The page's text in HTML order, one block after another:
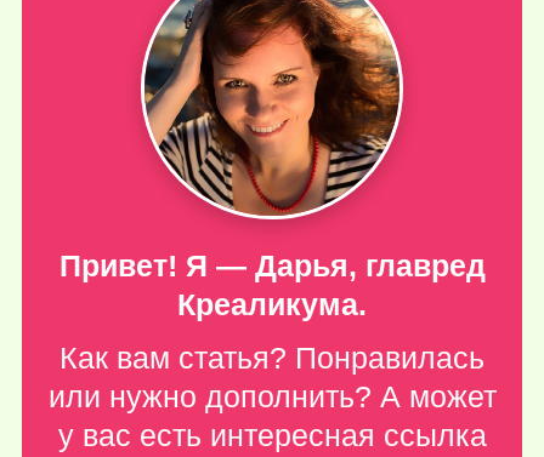
Привет! Я — Дарья, главред
Креаликума.
Как вам статья? Понравилась
или нужно дополнить? А может
у вас есть интересная ссылка